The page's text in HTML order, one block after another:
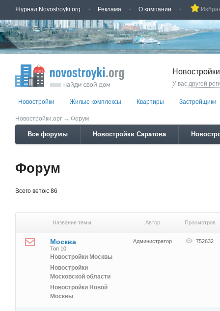
Журнал Novostroyki.org Реклама О компании
У вас другой
Новостройки Жилые комплексы Квартиры Застройщики
Новостройки.орг → Форум
Все форумы Новостройки Саратова
Форум
Всего веток: 86
Название темы Автор Просмотров
Москва
Топ 10:
Новостройки Москвы
Новостройки
Московской области
Новостройки Новой
Москвы
Администратор 752632